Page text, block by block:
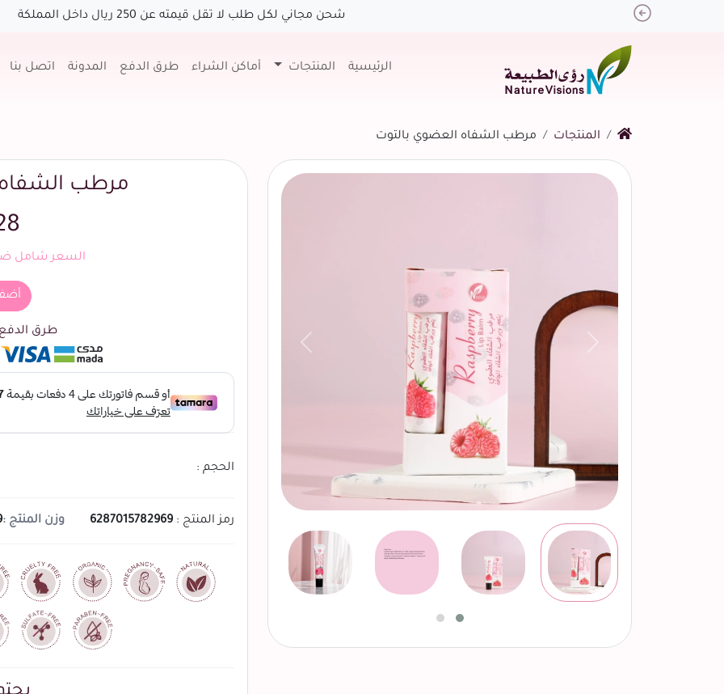
شحن مجاني لكل طلب لا تقل قيمته عن 250 ريال داخل المملكة
Previous
الرئيسية المنتجات أماكن الشراء طرق الدفع المدونة اتصل بنا
المنتجات مرطب الشفاه العضوي بالتوت
السابق
مرطب
السعر شامل
طرق الدفع
الحجم :
رمز المنتج :6287015782969 وزن المنتج :9